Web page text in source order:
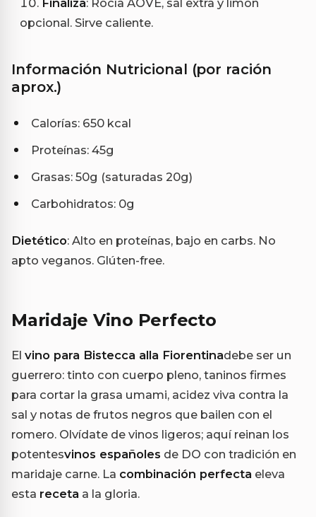
opcional. Sirve caliente.
Información Nutricional (por ración
aprox.)
Calorías: 650 kcal
Proteínas: 45g
Grasas: 50g (saturadas 20g)
Carbohidratos: 0g
Dietético: Alto en proteínas, bajo en carbs. No
apto veganos. Glúten-free.
Maridaje Vino Perfecto
El vino para Bistecca alla Fiorentinadebe ser un
guerrero: tinto con cuerpo pleno, taninos firmes
para cortar la grasa umami, acidez viva contra la
sal y notas de frutos negros que bailen con el
romero. Olvídate de vinos ligeros; aquí reinan los
potentesvinos españoles de DO con tradición en
maridaje carne. La combinación perfecta eleva
esta receta a la gloria.